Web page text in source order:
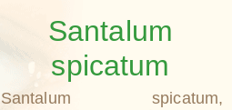
Santalum
spicatum
Santalum spicatum,